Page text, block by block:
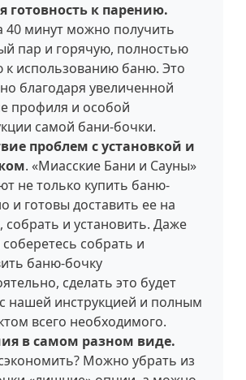
готовность к парению.
40 минут можно получить
пар и горячую, полностью
к использованию баню. Это
благодаря увеличенной
профиля и особой
самой бани-бочки.
проблем с установкой и
. «Миасские Бани и Сауны»
не только купить баню-
и готовы доставить ее на
собрать и установить. Даже
собрать и
баню-бочку
сделать это будет
нашей инструкцией и полным
всего необходимого.
в самом разном виде.
Можно убрать из